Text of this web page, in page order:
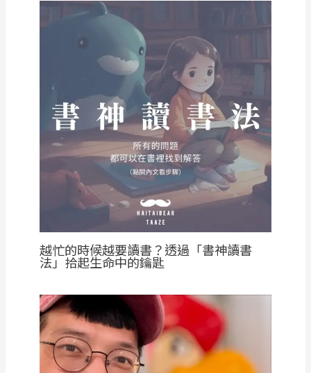
越忙的時候越要讀書？透過「書神讀書
法」拾起生命中的鑰匙